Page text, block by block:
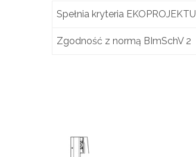
Spełnia kryteria EKOPROJEKTU
Zgodność z normą BImSchV 2